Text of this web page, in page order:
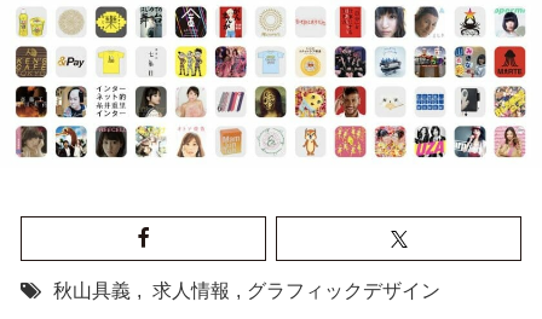
秋山具義 , 求人情報 , グラフィックデザイン